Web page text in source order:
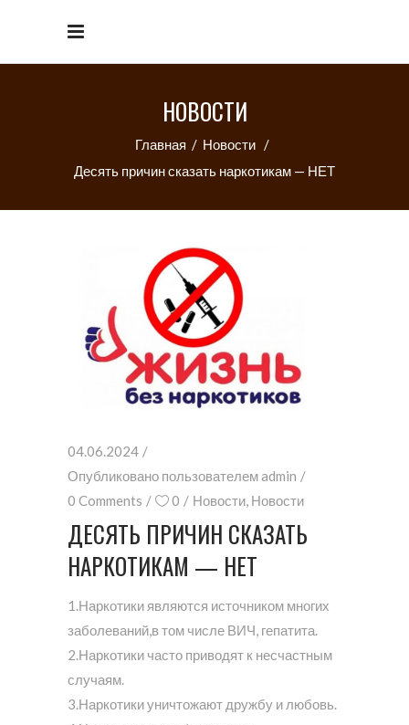
НОВОСТИ
Главная / Новости /
Десять причин сказать наркотикам — НЕТ
04.06.2024
Опубликовано пользователемadmin
0 Comments
0 Новости Новости
ДЕСЯТЬ ПРИЧИН СКАЗАТЬ
НАРКОТИКАМ — НЕТ
1.Наркотики являются источником многих
заболеваний,в том числе ВИЧ, гепатита.
2.Наркотики часто приводят к несчастным
случаям.
3.Наркотики уничтожают дружбу и любовь.